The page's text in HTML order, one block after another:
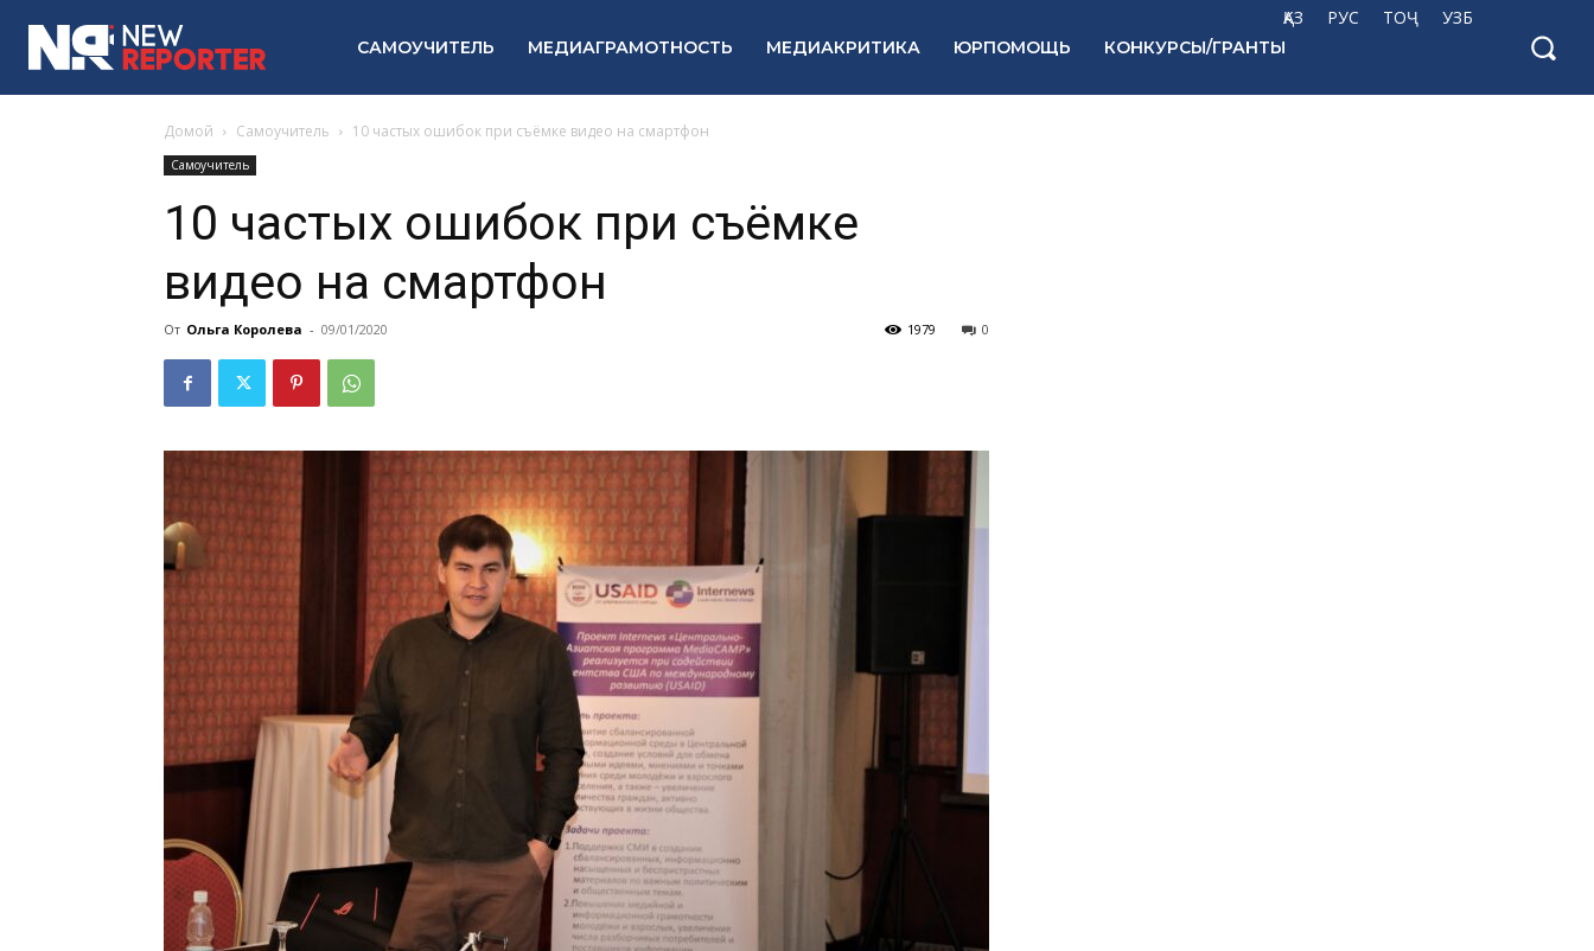
ҚАЗ РУС ТОҶ УЗБ
САМОУЧИТЕЛЬ МЕДИАГРАМОТНОСТЬ МЕДИАКРИТИКА ЮРПОМОЩЬ КОНКУРСЫ/ГРАНТЫ
Домой Самоучитель 10 частых ошибок при съёмке видео на смартфон
Самоучитель
10 частых ошибок при съёмке
видео на смартфон
От Ольга Королева - 09/01/2020 0
1979